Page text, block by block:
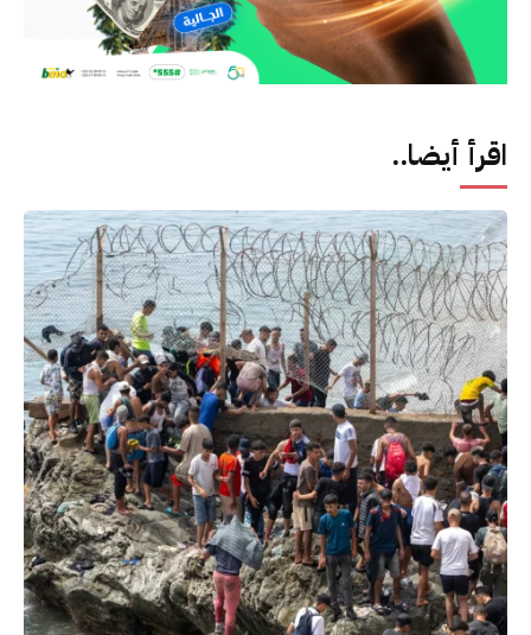
اقرأ أيضا..